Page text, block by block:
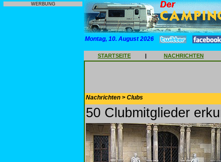
WERBUNG
Montag, 10. August 2026
STARTSEITE | NACHRICHTEN
Nachrichten > Clubs
50 Clubmitglieder